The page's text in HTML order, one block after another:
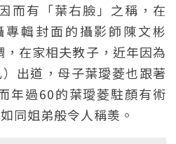
而有「葉右臉」之稱，在
輯封面的攝影師陳文彬
在家相夫教子，近年因為
出道，母子葉璦菱也跟著
年過60的葉璦菱駐顏有術
同姐弟般令人稱羡。